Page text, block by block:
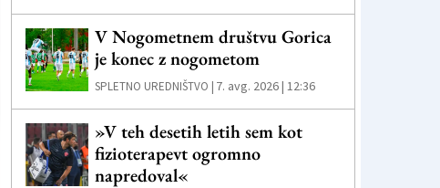
V Nogometnem društvu Gorica
je konec z nogometom
SPLETNO UREDNIŠTVO | 7. avg. 2026 | 12:36
»V teh desetih letih sem kot
fizioterapevt ogromno
napredoval«